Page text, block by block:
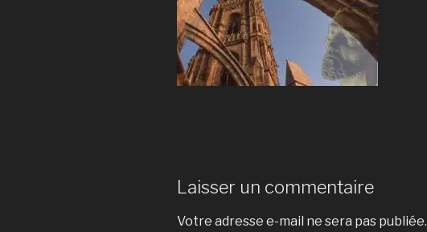
Laisser un commentaire
Votre adresse e-mail ne sera pas publiée.